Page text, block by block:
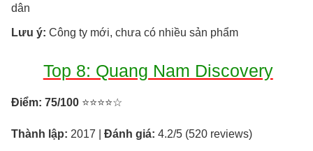
dân
Lưu ý: Công ty mới, chưa có nhiều sản phẩm
Top 8: Quang Nam Discovery
Điểm: 75/100 ⭐⭐⭐⭐☆
Thành lập: 2017 |Đánh giá: 4.2/5 (520 reviews)